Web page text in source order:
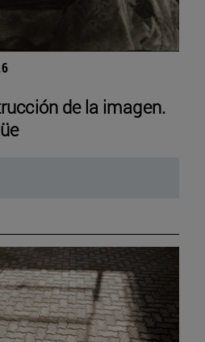
de la imagen.